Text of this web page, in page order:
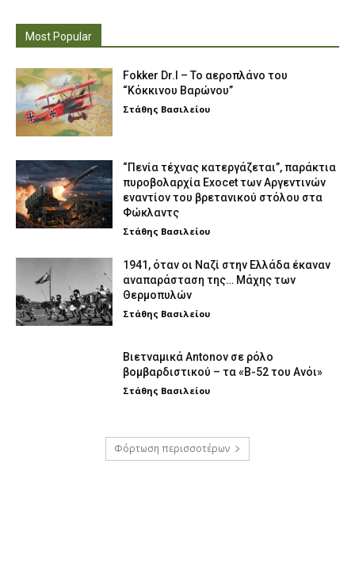
Most Popular
Fokker Dr.I – To αεροπλάνο του
“Κόκκινου Βαρώνου”
Στάθης Βασιλείου
“Πενία τέχνας κατεργάζεται”, παράκτια
πυροβολαρχία Exocet των Αργεντινών
εναντίον του βρετανικού στόλου στα
Φώκλαντς
Στάθης Βασιλείου
1941, όταν οι Ναζί στην Ελλάδα έκαναν
αναπαράσταση της… Μάχης των
Θερμοπυλών
Στάθης Βασιλείου
Βιετναμικά Antonov σε ρόλο
βομβαρδιστικού – τα «Β-52 του Ανόι»
Στάθης Βασιλείου
Φόρτωση περισσοτέρων